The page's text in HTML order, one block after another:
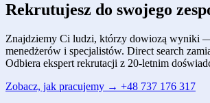
Rekrutujesz do swojego
Znajdziemy Ci ludzi, którzy dowiozą wyniki
menedżerów i specjalistów. Direct search
Odbiera ekspert rekrutacji z 20-letnim
Zobacz, jak pracujemy → +48 737 176 317